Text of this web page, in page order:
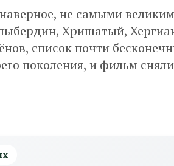
не самыми
Хрищатый,
список почти
поколения, и фильм